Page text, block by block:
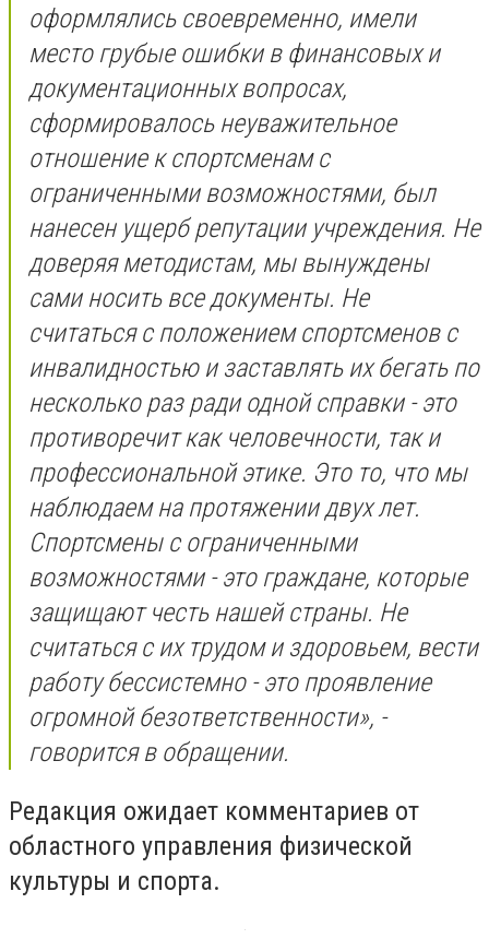
оформлялись своевременно, имели
место грубые ошибки в финансовых и
документационных вопросах,
сформировалось неуважительное
отношение к спортсменам с
ограниченными возможностями, был
нанесен ущерб репутации учреждения. Не
доверяя методистам, мы вынуждены
сами носить все документы. Не
считаться с положением спортсменов с
инвалидностью и заставлять их бегать по
несколько раз ради одной справки - это
противоречит как человечности, так и
профессиональной этике. Это то, что мы
наблюдаем на протяжении двух лет.
Спортсмены с ограниченными
возможностями - это граждане, которые
защищают честь нашей страны. Не
считаться с их трудом и здоровьем, вести
работу бессистемно - это проявление
огромной безответственности», -
говорится в обращении.
Редакция ожидает комментариев от
областного управления физической
культуры и спорта.